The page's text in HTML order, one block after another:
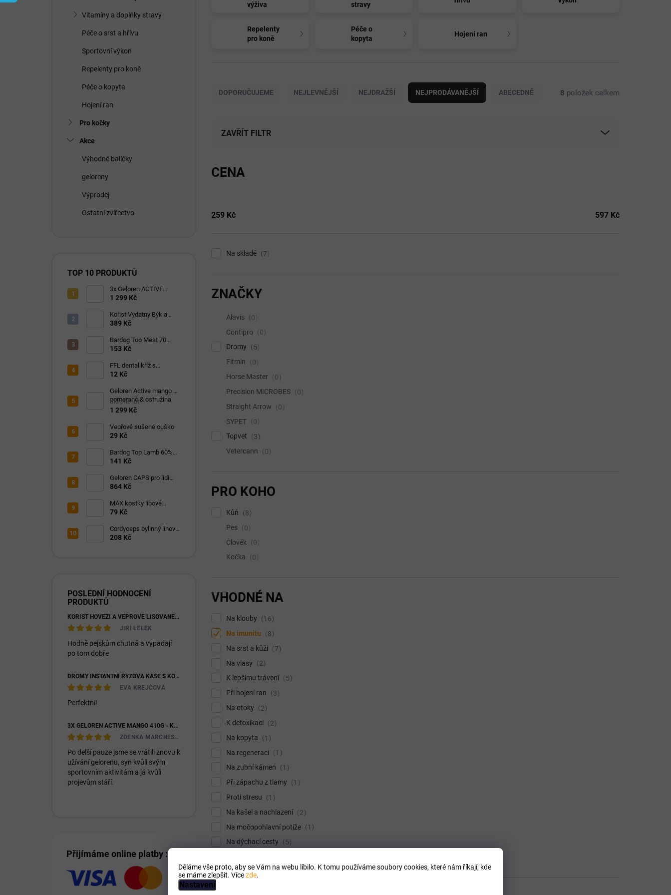
Děláme vše proto, aby se Vám na webu líbilo. K tomu používáme soubory cookies, které nám říkají, kde
se máme zlepšit. Vícezde.
Nastavení
Vitamíny a doplňky stravy
Péče o srst a hřívu
Sportovní výkon
Repelenty pro koně
Péče o kopyta
Hojení ran
Pro kočky
Akce
Výhodné balíčky
geloreny
Výprodej
Ostatní zvířectvo
TOP 10 PRODUKTŮ
3x Geloren ACTIVE
pomeranč 400g (3x90
1 299 Kč
Kořist Vydatný Býk a
Krocan pro aktivní psy
389 Kč
Bardog Top Meat 70
granule lisované za
153 Kč
FFL dental kříž s
eukalyptem 1 ks
12 Kč
Geloren Active mango &
pomeranč & ostružina
1210g
trio příchutí
1 299 Kč
Vepřové sušené ouško
29 Kč
Bardog Top Lamb 60%
masa lisované 24/8
141 Kč
Geloren CAPS pro lidi
120 kapslí
864 Kč
MAX kostky libové
svaloviny 400g
79 Kč
Cordyceps bylinný lihový
extrakt 100 ml
208 Kč
POSLEDNÍ HODNOCENÍ
PRODUKTŮ
KOŘIST HOVĚZÍ A VEPŘOVÉ LISOVANÉ 28/16
JIŘÍ LELEK
Hodně pejskům chutná a vypadají
po tom dobře
DROMY INSTANTNÍ RÝŽOVÁ KAŠE S KOZÍM MLÉKEM & PREBIOTIKY 1200G
EVA KREJČOVÁ
Perfektní!
3X GELOREN ACTIVE MANGO 410G - KLOUBNÍ VÝŽIVA PRO LIDI (3X 90KS)
ZDEŇKA MARCHESIOVÁ
Po delší pauze jsme se vrátili znovu k
užívání gelorenu, syn kvůli svým
sportovním aktivitám a já kvůli
projevům stáří.
Přijímáme online platby :
výživa
stravy
Repelenty
pro koně
Péče o
kopyta
Hojení ran
o
d
t
ů
DOPORUČUJEME NEJLEVNĚJŠÍ NEJDRAŽŠÍ NEJPRODÁVANĚJŠÍ ABECEDNĚ 8 položek celkem
ZAVŘÍT FILTR
CENA
259 Kč 597 Kč
Na skladě 7
ZNAČKY
Alavis
0
Contipro
0
Dromy
5
Fitmin
0
Horse Master
0
Precision MICROBES
0
Straight Arrow
0
SYPET
0
Topvet
3
Vetercann
0
PRO KOHO
Kůň
8
Pes
0
Člověk
0
Kočka
0
VHODNÉ NA
Na klouby
16
Na imunitu
8
Na srst a kůži
7
Na vlasy
2
K lepšímu trávení
5
Při hojení ran
3
Na otoky
2
K detoxikaci
2
Na kopyta
1
Na regeneraci
1
Na zubní kámen
1
Při zápachu z tlamy
1
Proti stresu
1
Na kašel a nachlazení
2
Na močopohlavní potíže
1
Na dýchací cesty
5